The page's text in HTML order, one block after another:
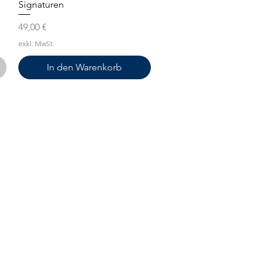
Signaturen
Preis
49,00 €
exkl. MwSt.
In den Warenkorb